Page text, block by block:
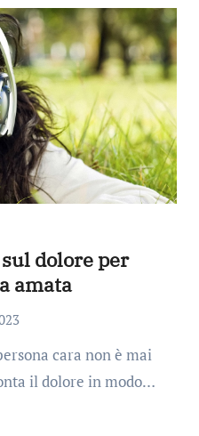
dolore per
amata
il dolore in modo…